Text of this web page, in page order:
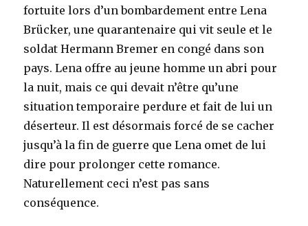
fortuite lors d’un bombardement entre Lena
Brücker, une quarantenaire qui vit seule et le
soldat Hermann Bremer en congé dans son
pays. Lena offre au jeune homme un abri pour
la nuit, mais ce qui devait n’être qu’une
situation temporaire perdure et fait de lui un
déserteur. Il est désormais forcé de se cacher
jusqu’à la fin de guerre que Lena omet de lui
dire pour prolonger cette romance.
Naturellement ceci n’est pas sans
conséquence.